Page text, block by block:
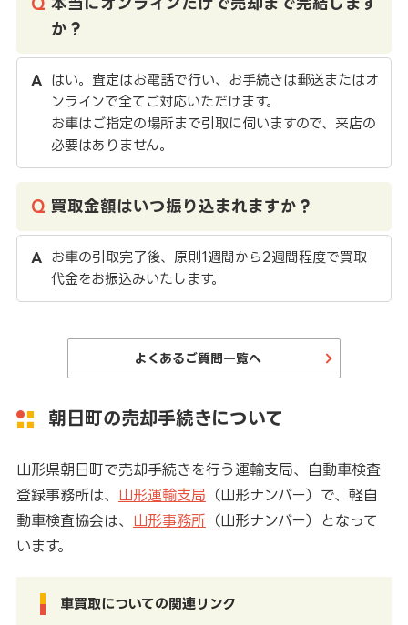
か？
はい。査定はお電話で行い、お手続きは郵送またはオ
ンラインで全てご対応いただけます。
お車はご指定の場所まで引取に伺いますので、来店の
必要はありません。
買取金額はいつ振り込まれますか？
お車の引取完了後、原則1週間から2週間程度で買取
代金をお振込みいたします。
よくあるご質問一覧へ
朝日町の売却手続きについて
山形県朝日町で売却手続きを行う運輸支局、自動車検査
登録事務所は、 山形運輸支局 （山形ナンバー）で、軽自
動車検査協会は、 山形事務所（山形ナンバー）となって
います。
車買取についての関連リンク